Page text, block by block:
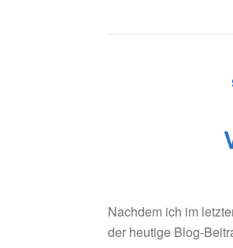
Nachdem ich im
der heutige Blog-